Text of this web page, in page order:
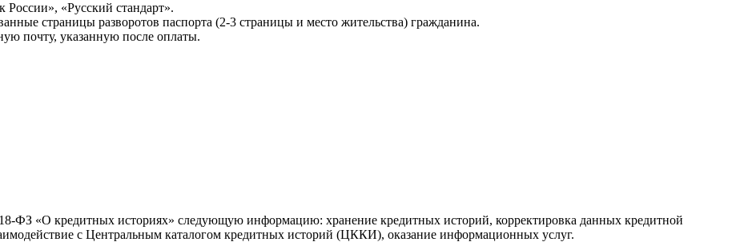
«Русский стандарт».
страницы разворотов паспорта (2-3 страницы и место жительства) гражданина.
почту, указанную после оплаты.
«О кредитных историях» следующую информацию: хранение кредитных историй, корректировка данных кредитной
с Центральным каталогом кредитных историй (ЦККИ), оказание информационных услуг.